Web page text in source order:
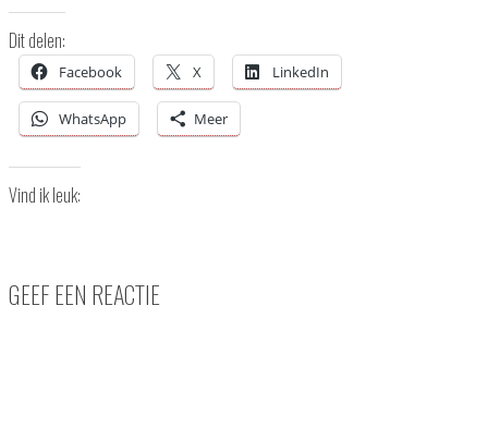
Dit delen:
Facebook X LinkedIn
WhatsApp Meer
Vind ik leuk:
GEEF EEN REACTIE